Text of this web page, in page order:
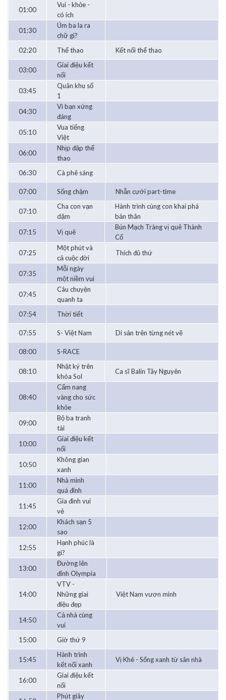
01:00
Vui - khỏe -
có ích
01:30
Úm ba la ra
chữ gì?
02:20
Thể thao Kết nối thể thao
03:00
Giai điệu kết
nối
03:45
Quân khu số
1
04:30
Vì bạn xứng
đáng
05:10
Vua tiếng
Việt
06:00
Nhịp đập thể
thao
06:30
Cà phê sáng
07:00 Sống chậm Nhẫn cưới part-time
07:10
Cha con vạn
dặm
Hành trình cùng con khai phá
bản thân
07:15
Vị quê
Bún Mạch Tràng vị quê Thành
Cổ
07:25
Một phút và
cả cuộc đời
Thích đủ thứ
07:35
Mỗi ngày
một niềm vui
07:45
Câu chuyện
quanh ta
07:54
Thời tiết
07:55 S- Việt Nam Di sản trên từng nét vẽ
08:00 S-RACE
08:10
Nhật ký trên
khóa Sol
Ca sĩ Balin Tây Nguyên
08:40
Cẩm nang
vàng cho sức
khỏe
09:00
Bộ ba tranh
tài
10:00
Giai điệu kết
nối
10:50
Không gian
xanh
11:00
Nhà mình
quá đỉnh
11:45
Gia đình vui
vẻ
12:00
Khách sạn 5
sao
12:55
Hạnh phúc là
gì?
13:00
Đường lên
đỉnh Olympia
14:00
VTV -
Những giai
điệu đẹp
Việt Nam vươn mình
14:50
Cả nhà cùng
vui
15:00
Giờ thứ 9
15:45
Hành trình
kết nối xanh
Vị Khê - Sống xanh từ sân nhà
16:00
Giai điệu kết
nối
Phút giây